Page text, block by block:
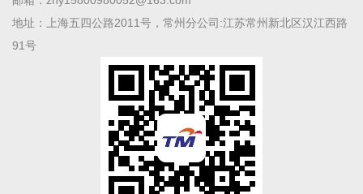
地址：上海五四公路2011号，常州分公司:江苏常州新北区汉江西路
91号